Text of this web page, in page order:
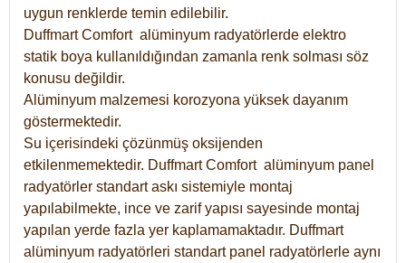
uygun renklerde temin edilebilir.
DuffmartComfort alüminyum radyatörlerde elektro
statik boya kullanıldığından zamanla renk solması söz
konusu değildir.
Alüminyum malzemesi korozyona yüksek dayanım
göstermektedir.
Su içerisindeki çözünmüş oksijenden
etkilenmemektedir. DuffmartComfort alüminyum panel
radyatörler standart askı sistemiyle montaj
yapılabilmekte, ince ve zarif yapısı sayesinde montaj
yapılan yerde fazla yer kaplamamaktadır. Duffmart
alüminyum radyatörleri standart panel radyatörlerle aynı